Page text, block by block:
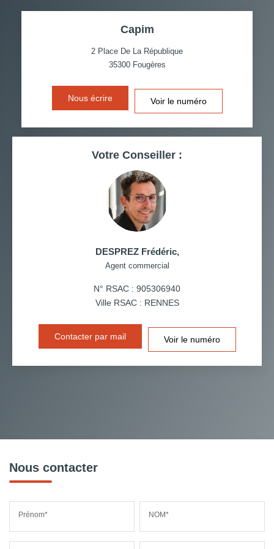
PART DES MÉNAGES SANS
VOITURE
ECOLES ET CRÈCHES
Capim
2 Place De La République
35300 Fougères
Nous écrire Voir le numéro
Votre Conseiller :
DESPREZ Frédéric,
Agent commercial
N° RSAC : 905306940
Ville RSAC : RENNES
Contacter par mail Voir le numéro
Nous contacter
Prénom* NOM*